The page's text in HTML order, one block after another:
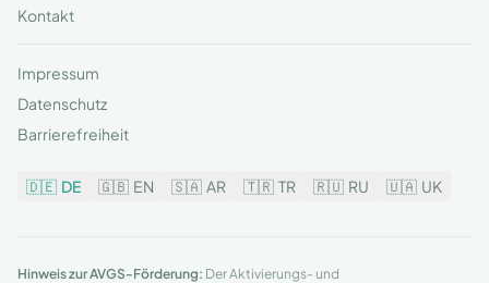
Kontakt
Impressum
Datenschutz
Barrierefreiheit
🇩🇪 DE 🇬🇧 EN 🇸🇦 AR 🇹🇷 TR 🇷🇺 RU 🇺🇦 UK
Hinweis zur AVGS-Förderung: Der Aktivierungs- und